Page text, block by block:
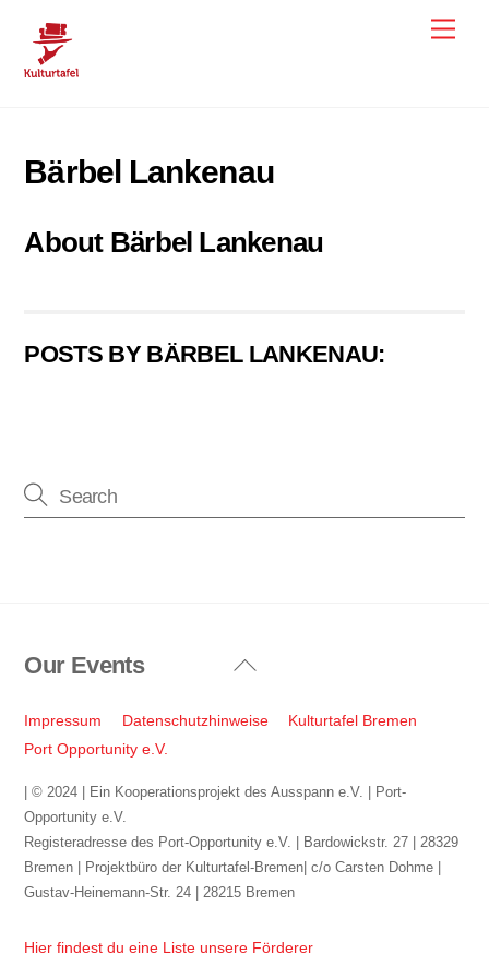
content
Bärbel Lankenau
About Bärbel Lankenau
POSTS BY BÄRBEL LANKENAU:
Back
Top
Our Events
Impressum Datenschutzhinweise
Kulturtafel Bremen
Port Opportunity e.V.
| © 2024 | Ein Kooperationsprojekt des Ausspann e.V. | Port-
Opportunity e.V.
Registeradresse des Port-Opportunity e.V. | Bardowickstr. 27 | 28329
Bremen | Projektbüro der Kulturtafel-Bremen| c/o Carsten Dohme |
Gustav-Heinemann-Str. 24 | 28215 Bremen
Hier findest du eine Liste unsere Förderer